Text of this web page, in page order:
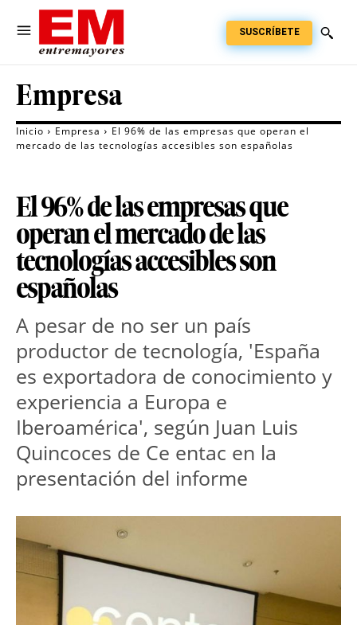
SUSCRÍBETE
Empresa
Inicio Empresa
El 96% de las empresas que operan el
mercado de las tecnologías accesibles son españolas
El 96% de las empresas que
operan el mercado de las
tecnologías accesibles son
españolas
A pesar de no ser un país
productor de tecnología, 'España
es exportadora de conocimiento y
experiencia a Europa e
Iberoamérica', según Juan Luis
Quincoces de Ce entac en la
presentación del informe